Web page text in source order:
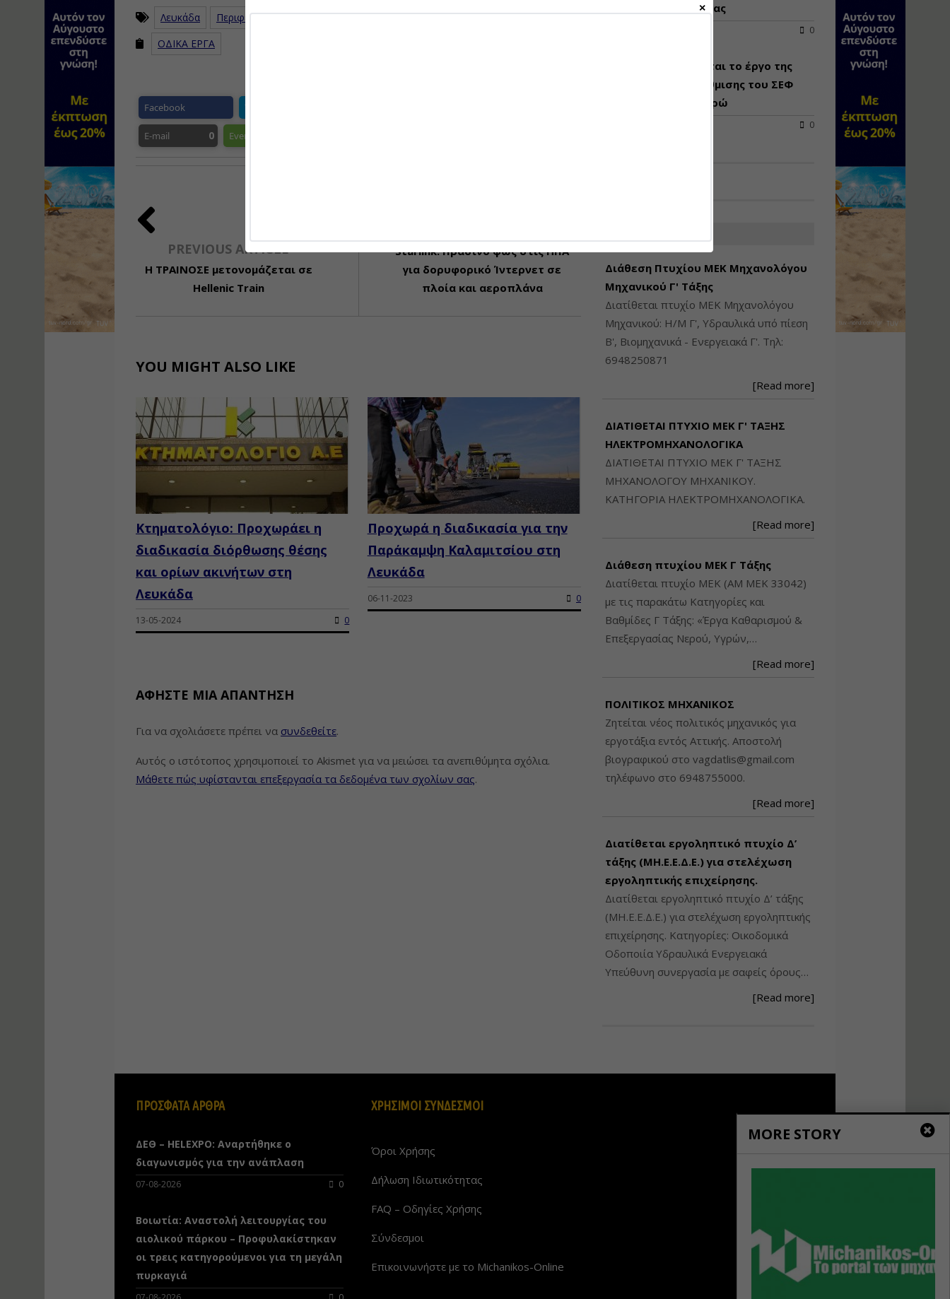
Λευκάδα
Περιφέρεια Ιονίων Νήσων
ΟΔΙΚΑ ΕΡΓΑ
Facebook Twitter
E-mail 0 Evernote
PREVIOUS ARTICLE
Η ΤΡΑΙΝΟΣΕ μετονομάζεται σε
Hellenic Train
Starlink: Πράσινο φως στις ΗΠΑ
για δορυφορικό Ίντερνετ σε
πλοία και αεροπλάνα
YOU MIGHT ALSO LIKE
Κτηματολόγιο: Προχωράει η
διαδικασία διόρθωσης θέσης
και ορίων ακινήτων στη
Λευκάδα
13-05-2024 0
Προχωρά η διαδικασία για την
Παράκαμψη Καλαμιτσίου στη
Λευκάδα
06-11-2023 0
ΑΦΉΣΤΕ ΜΙΑ ΑΠΆΝΤΗΣΗ
Για να σχολιάσετε πρέπει να συνδεθείτε.
Αυτός ο ιστότοπος χρησιμοποιεί το Akismet για να μειώσει τα ανεπιθύμητα σχόλια.
Μάθετε πώς υφίστανται επεξεργασία τα δεδομένα των σχολίων σας.
του Μετρό της Αθήνας
0
Επαναπροκηρύσσεται το έργο της
ενεργειακής αναβάθμισης του ΣΕΦ
ύψους 24,8 εκατ. ευρώ
0
Διάθεση Πτυχίου ΜΕΚ Μηχανολόγου
Μηχανικού Γ' Τάξης
Διατίθεται πτυχίο ΜΕΚ Μηχανολόγου
Μηχανικού: Η/Μ Γ', Υδραυλικά υπό πίεση
Β', Βιομηχανικά - Ενεργειακά Γ'. Τηλ:
6948250871
[Read more]
ΔΙΑΤΙΘΕΤΑΙ ΠΤΥΧΙΟ ΜΕΚ Γ' ΤΑΞΗΣ
ΗΛΕΚΤΡΟΜΗΧΑΝΟΛΟΓΙΚΑ
ΔΙΑΤΙΘΕΤΑΙ ΠΤΥΧΙΟ ΜΕΚ Γ' ΤΑΞΗΣ
ΜΗΧΑΝΟΛΟΓΟΥ ΜΗΧΑΝΙΚΟΥ.
ΚΑΤΗΓΟΡΙΑ ΗΛΕΚΤΡΟΜΗΧΑΝΟΛΟΓΙΚΑ.
[Read more]
Διάθεση πτυχίου ΜΕΚ Γ Τάξης
Διατίθεται πτυχίο ΜΕΚ (ΑΜ ΜΕΚ 33042)
με τις παρακάτω Κατηγορίες και
Βαθμίδες Γ Τάξης: «Έργα Καθαρισμού &
Επεξεργασίας Νερού, Υγρών,…
[Read more]
ΠΟΛΙΤΙΚΟΣ ΜΗΧΑΝΙΚΟΣ
Ζητείται νέος πολιτικός μηχανικός για
εργοτάξια εντός Αττικής. Αποστολή
βιογραφικού στο vagdatlis@gmail.com
τηλέφωνο στο 6948755000.
[Read more]
Διατίθεται εργοληπτικό πτυχίο Δ’
τάξης (ΜΗ.Ε.Ε.Δ.Ε.) για στελέχωση
εργοληπτικής επιχείρησης.
Διατίθεται εργοληπτικό πτυχίο Δ’ τάξης
(ΜΗ.Ε.Ε.Δ.Ε.) για στελέχωση εργοληπτικής
επιχείρησης. Κατηγορίες: Οικοδομικά
Οδοποιία Υδραυλικά Ενεργειακά
Υπεύθυνη συνεργασία με σαφείς όρους…
[Read more]
MORE STORY
ΠΡΟΣΦΑΤΑ ΑΡΘΡΑ
ΔΕΘ – HELEXPO: Αναρτήθηκε ο
διαγωνισμός για την ανάπλαση
07-08-2026 0
Βοιωτία: Αναστολή λειτουργίας του
αιολικού πάρκου – Προφυλακίστηκαν
οι τρεις κατηγορούμενοι για τη μεγάλη
πυρκαγιά
ΧΡΗΣΙΜΟΙ ΣΥΝΔΕΣΜΟΙ
Όροι Χρήσης
Δήλωση Ιδιωτικότητας
FAQ – Οδηγίες Χρήσης
Σύνδεσμοι
Επικοινωνήστε με το Michanikos-Online
Υγιεινή και Ασφάλεια
στα Ιδιωτικά και
Ζήσης Παπασταμάτης
Διαδικασία Έκδοσης
Οικοδομικών Αδειών
Εφαρμογής
Εισηγήτρια:Αναστασία Μητρακάκη
Διάρκεια: 9 ώρες
Διηρημένης
Πολεοδομικού
Σχεδίου Δόμησης
Εισηγήτρια:
Τιμή από: €145.00
Διάρκεια: 8 ώρες
Εισηγητής: Στέφανος Τουλόγλου
Τιμή από: €190.00
Διάρκεια: 12 ώρες
Εισηγητής:Λάμπρος Κίσσας
Τιμή από: €130.00
Διάρκεια: 6 ώρες
Ανάθεση – Εκτέλεση –
Εισηγητής:Ζήσης Παπασταμάτης
Εισηγητής:Νικόλαος Παπαναστασίου
Τιμή από: €215.00
Διάρκεια: 16 ώρες